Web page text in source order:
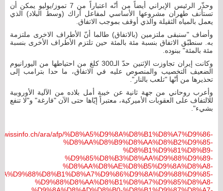
وحذّر الرئيس الإيراني أيضاً من أنّه اعتباراً من 7 تموز/يوليو يمكن أن
تستأنف طهران مشروعها الأساسي لمفاعل آراك (وسط البلاد) الذي
يعمل بالمياه الثقيلة والذي أوقف بموجب الاتفاق.
وأضاف "سنبقى ملتزمين (بالاتفاق) طالما أنّ الأطراف الاخرى ملتزمة
به. سنطبّق الاتفاق بنسبة مئة بالمئة حين تلتزم الأطراف الأخرى بنسبة
مئة بالمئة" ببنوده.
وكانت إيران تجاوزت الإثنين حدّ الـ300 كلغ من احتياطها من اليورانيوم
الضعيف التخصيب والمنصوص عليه في الاتفاق، ما حدا بترامب إلى
تحذيرها من أنّها "تلعب بالنار".
وأعرب روحاني من جهة ثانية عن خيبة أمل بلاده من الآلية الأوروبية
للالتفاف على العقوبات الأميركية، معتبراً إيّاها حتى الآن "فارغة" و"لا تنفع
بشيء".
ara/afp/%D8%A5%D9%8A%D8%B1%D8%A7%D9%86-
%D8%AA%D8%B9%D8%AA%D8%B2%D9%85-
%D8%B1%D9%81%D8%B9-
%D9%85%D8%B3%D8%AA%D9%88%D9%89-
%D8%AA%D8%AE%D8%B5%D9%8A%D8%A8-
%D9%88%D8%AA%D8%B1%D8%A7%D9%85%D8%A8-